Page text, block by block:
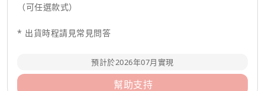
（可任選款式）
* 出貨時程請見常見問答
預計於2026年07月實現
幫助支持